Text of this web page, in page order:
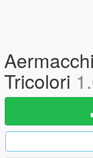
Tricolori